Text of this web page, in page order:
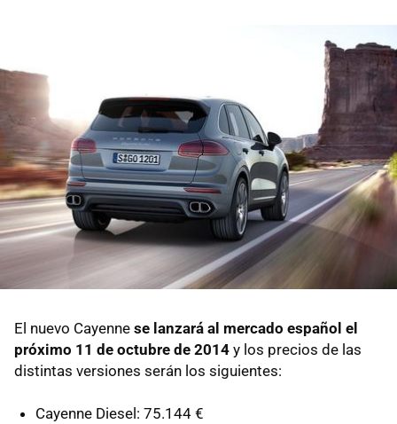
El nuevo Cayenne se lanzará al mercado español el
próximo 11 de octubre de 2014 y los precios de las
distintas versiones serán los siguientes:
Cayenne Diesel: 75.144 €